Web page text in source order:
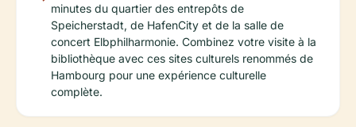
minutes du quartier des entrepôts de
Speicherstadt, de HafenCity et de la salle de
concert Elbphilharmonie. Combinez votre visite à la
bibliothèque avec ces sites culturels renommés de
Hambourg pour une expérience culturelle
complète.